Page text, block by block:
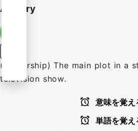
A-story
(authorship) The main plot in a
television show.
意味を覚え
単語を覚え